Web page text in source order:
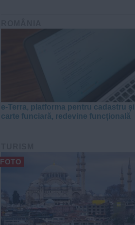
e-Terra, platforma pentru cadastru și
carte funciară, redevine funcțională
FOTO